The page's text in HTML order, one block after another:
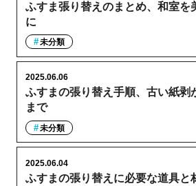
ふすま張り替えのまとめ、和室を
に
未分類
ふすまの張り替え手順、古い紙剥
まで
2025.06.06
未分類
ふすまの張り替えに必要な道具と
2025.06.04